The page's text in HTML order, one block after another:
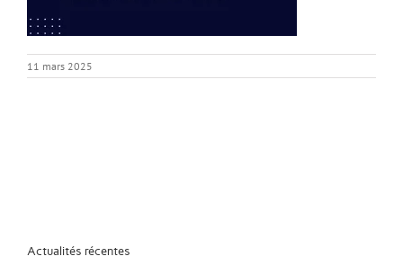
11 mars 2025
Actualités récentes